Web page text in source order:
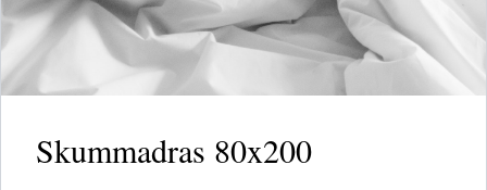
Skummadras 80x200